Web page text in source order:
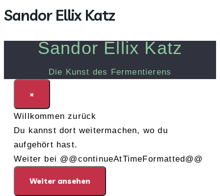
Zum
springen
Sandor Ellix Katz
Sandor Ellix Katz
Die Kunst des Fermentierens
×
Willkommen zurück
Du kannst dort weitermachen, wo du
aufgehört hast.
Weiter bei @@continueAtTimeFormatted@@
Weiter ansehen